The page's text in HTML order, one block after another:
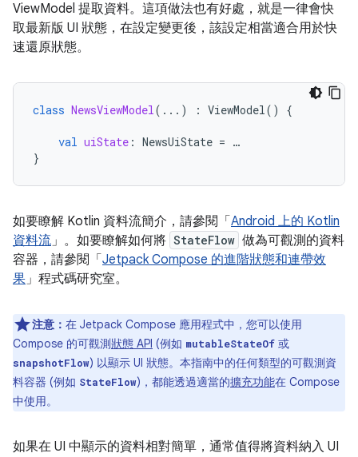
ViewModel 提取資料。這項做法也有好處，就是一律會快
取最新版 UI 狀態，在設定變更後，該設定相當適合用於快
速還原狀態。
class NewsViewModel(...) : ViewModel() {
val uiState : NewsUiState = …
}
如要瞭解 Kotlin 資料流簡介，請參閱「 Android 上的 Kotlin
資料流」。如要瞭解如何將 StateFlow 做為可觀測的資料
容器，請參閱「 Jetpack Compose 的進階狀態和連帶效
果」程式碼研究室。
注意： 在 Jetpack Compose 應用程式中，您可以使用
Compose 的可觀測狀態 API (例如 mutableStateOf 或
snapshotFlow) 以顯示 UI 狀態。本指南中的任何類型的可觀測資
料容器 (例如 StateFlow)，都能透過適當的擴充功能在 Compose
中使用。
如果在 UI 中顯示的資料相對簡單，通常值得將資料納入 UI